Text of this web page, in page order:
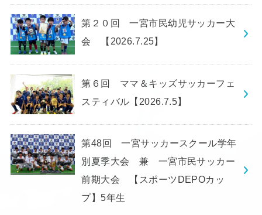
第２０回 一宮市民幼児サッカー大
会 【2026.7.25】
第６回 ママ＆キッズサッカーフェ
スティバル【2026.7.5】
第48回 一宮サッカースクール学年
別夏季大会 兼 一宮市民サッカー
前期大会 【スポーツDEPOカッ
プ】5年生